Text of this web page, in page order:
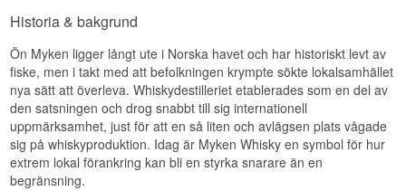
Eftersmak
Eftersmaken är medellång till lång, salt och
kryddig.
Specifikationer
Namn: Myken Hungarian Dance 2020 Arctic
Historia & bakgrund
Ön Myken ligger långt ute i Norska havet och har historiskt levt av
fiske, men i takt med att befolkningen krympte sökte lokalsamhället
nya sätt att överleva. Whiskydestilleriet etablerades som en del av
den satsningen och drog snabbt till sig internationell
uppmärksamhet, just för att en så liten och avlägsen plats vågade
sig på whiskyproduktion. Idag är Myken Whisky en symbol för hur
extrem lokal förankring kan bli en styrka snarare än en
begränsning.